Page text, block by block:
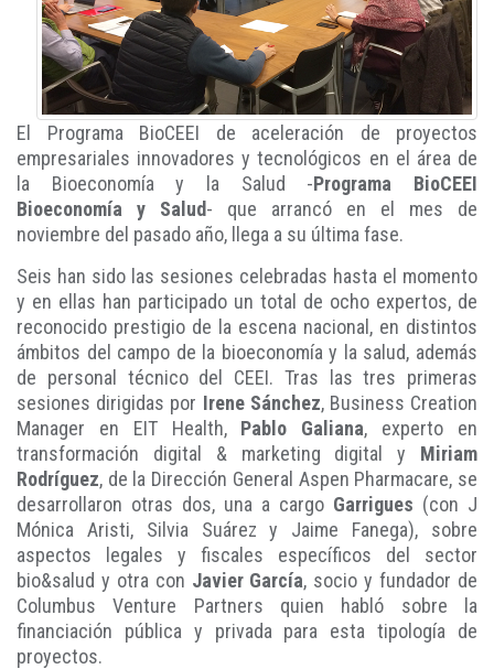
El Programa BioCEEI de aceleración de proyectos
empresariales innovadores y tecnológicos en el área de
la Bioeconomía y la Salud -Programa BioCEEI
Bioeconomía y Salud- que arrancó en el mes de
noviembre del pasado año, llega a su última fase.
Seis han sido las sesiones celebradas hasta el momento
y en ellas han participado un total de ocho expertos, de
reconocido prestigio de la escena nacional, en distintos
ámbitos del campo de la bioeconomía y la salud, además
de personal técnico del CEEI. Tras las tres primeras
sesiones dirigidas por Irene Sánchez, Business Creation
Manager en EIT Health, Pablo Galiana, experto en
transformación digital & marketing digital y Miriam
Rodríguez, de la Dirección General Aspen Pharmacare, se
desarrollaron otras dos, una a cargo Garrigues (con J
Mónica Aristi, Silvia Suárez y Jaime Fanega), sobre
aspectos legales y fiscales específicos del sector
bio&salud y otra con Javier García, socio y fundador de
Columbus Venture Partners quien habló sobre la
financiación pública y privada para esta tipología de
proyectos.